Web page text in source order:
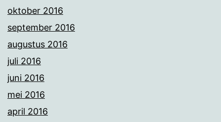
oktober 2016
september 2016
augustus 2016
juli 2016
juni 2016
mei 2016
april 2016